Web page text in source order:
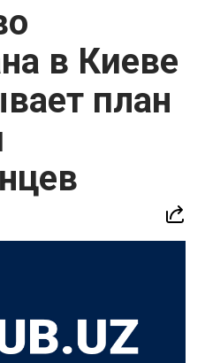
в Киеве
план